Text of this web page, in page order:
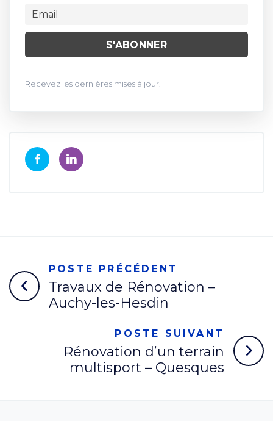
Recevez les dernières mises à jour.
POSTE PRÉCÉDENT
Travaux de Rénovation –
Auchy-les-Hesdin
POSTE SUIVANT
Rénovation d’un terrain
multisport – Quesques